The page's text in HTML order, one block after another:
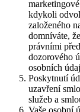
kdykoli
založeného
domníváte,
právními
dozorového
osobních
Poskytnutí
uzavření
služeb a
Vaše osobní